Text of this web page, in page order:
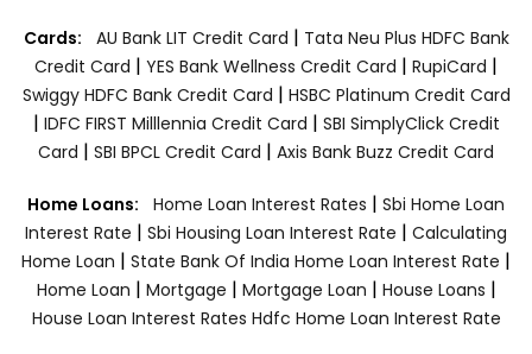
Cards: AU Bank LIT Credit Card | Tata Neu Plus HDFC Bank
Credit Card | YES Bank Wellness Credit Card | RupiCard |
Swiggy HDFC Bank Credit Card | HSBC Platinum Credit Card
| IDFC FIRST Milllennia Credit Card | SBI SimplyClick Credit
Card | SBI BPCL Credit Card | Axis Bank Buzz Credit Card
Home Loans: Home Loan Interest Rates | Sbi Home Loan
Interest Rate | Sbi Housing Loan Interest Rate | Calculating
Home Loan | State Bank Of India Home Loan Interest Rate |
Home Loan | Mortgage | Mortgage Loan | House Loans |
House Loan Interest Rates Hdfc Home Loan Interest Rate